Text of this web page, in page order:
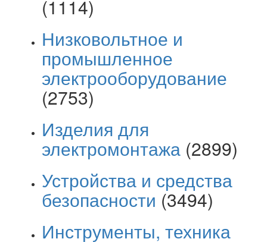
(1114)
Низковольтное и
промышленное
электрооборудование
(2753)
Изделия для
электромонтажа (2899)
Устройства и средства
безопасности (3494)
Инструменты, техника